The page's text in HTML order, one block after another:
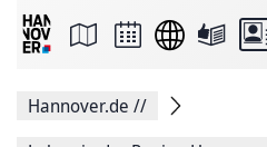
Seite
Facebook
Hannover.de //